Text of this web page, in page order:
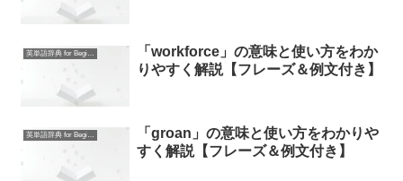
英単語辞典 for Beginners
「workforce」の意味と使い方をわか
りやすく解説【フレーズ＆例文付き】
英単語辞典 for Beginners
「groan」の意味と使い方をわかりや
すく解説【フレーズ＆例文付き】